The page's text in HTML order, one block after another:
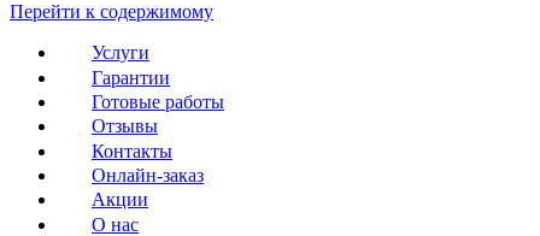
Перейти к содержимому
Услуги
Гарантии
Готовые работы
Отзывы
Контакты
Онлайн-заказ
Акции
О нас